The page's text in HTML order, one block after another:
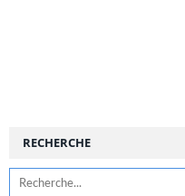
RECHERCHE